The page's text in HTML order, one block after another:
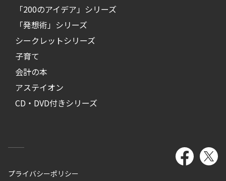
「200のアイデア」シリーズ
「発想術」シリーズ
シークレットシリーズ
子育て
会計の本
アステイオン
CD・DVD付きシリーズ
プライバシーポリシー